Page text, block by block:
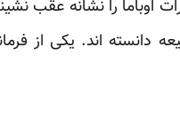
اوباما را نشانه عقب
دانسته اند. یکی از